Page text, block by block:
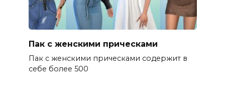
Пак с женскими прическами
Пак с женскими прическами содержит в
себе более 500